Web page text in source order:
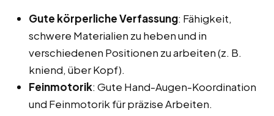
Gute körperliche Verfassung: Fähigkeit,
schwere Materialien zu heben und in
verschiedenen Positionen zu arbeiten (z. B.
kniend, über Kopf).
Feinmotorik: Gute Hand-Augen-Koordination
und Feinmotorik für präzise Arbeiten.